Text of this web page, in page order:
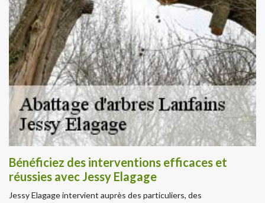
Bénéficiez des interventions efficaces et
réussies avec Jessy Elagage
Jessy Elagage intervient auprès des particuliers, des